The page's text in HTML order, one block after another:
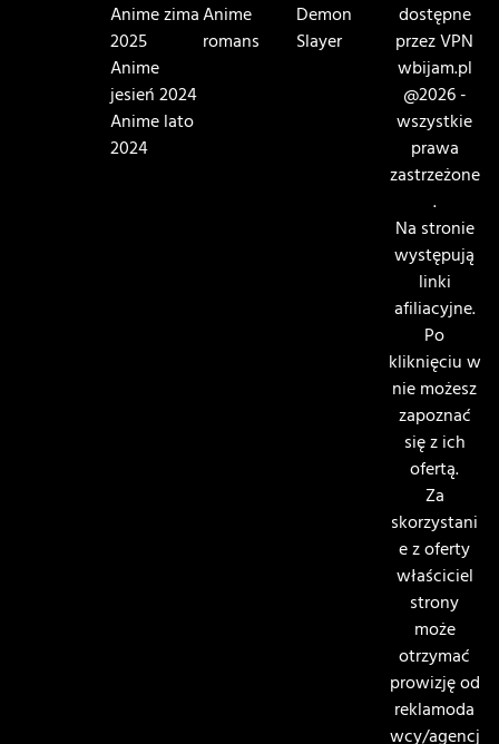
Anime zima
2025
Anime
jesień 2024
Anime lato
2024
Anime
romans
Demon
Slayer
dostępne
przez VPN
wbijam.pl
@2026 -
wszystkie
prawa
zastrzeżone
.
Na stronie
występują
linki
afiliacyjne.
Po
kliknięciu w
nie możesz
zapoznać
się z ich
ofertą.
Za
skorzystani
e z oferty
właściciel
strony
może
otrzymać
prowizję od
reklamoda